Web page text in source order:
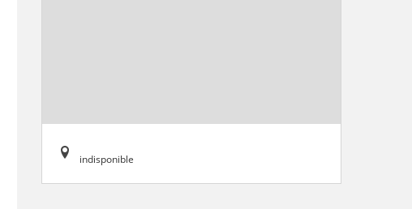
indisponible